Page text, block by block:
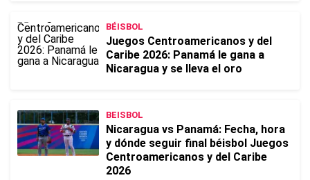
BÉISBOL
Juegos Centroamericanos y del
Caribe 2026: Panamá le gana a
Nicaragua y se lleva el oro
BEISBOL
Nicaragua vs Panamá: Fecha, hora
y dónde seguir final béisbol Juegos
Centroamericanos y del Caribe
2026